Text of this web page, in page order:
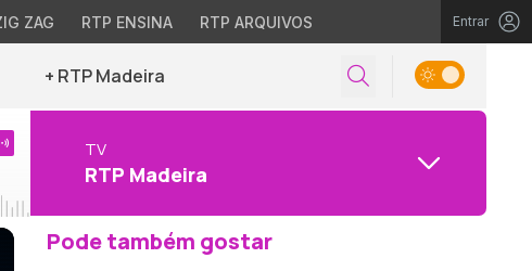
ZAG RTP ENSINA RTP ARQUIVOS Entrar
+ RTP Madeira
TV
RTP Madeira
Pode também gostar